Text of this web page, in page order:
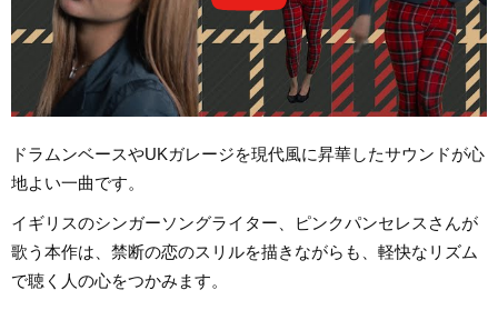
ドラムンベースやUKガレージを現代風に昇華したサウンドが心
地よい一曲です。
イギリスのシンガーソングライター、ピンクパンセレスさんが
歌う本作は、禁断の恋のスリルを描きながらも、軽快なリズム
で聴く人の心をつかみます。